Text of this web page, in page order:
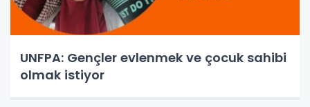
UNFPA: Gençler evlenmek ve çocuk sahibi
olmak istiyor